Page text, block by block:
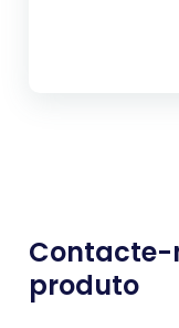
Contacte-
produto